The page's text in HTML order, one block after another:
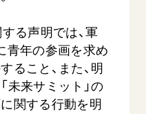
奏楽団
る声明では、軍
青年の参画を求め
ること、また、明
未来サミット」の
関する行動を明